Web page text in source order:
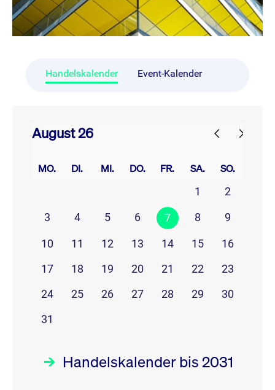
Handelskalender Event-Kalender
August 26
MO. DI. MI. DO. FR. SA. SO.
1
2
3
4 5 6 7 8 9
10 11 12 13 14 15
16
17
18 19 20 21 22
23
24
25 26 27 28 29
30
31
Handelskalender bis 2031